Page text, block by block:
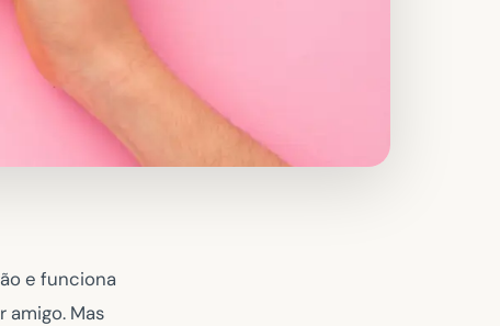
e funciona
Mas